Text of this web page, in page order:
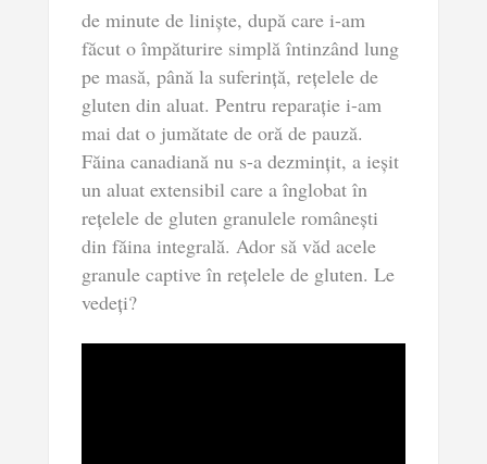
de minute de liniște, după care i-am
făcut o împăturire simplă întinzând lung
pe masă, până la suferință, rețelele de
gluten din aluat. Pentru reparație i-am
mai dat o jumătate de oră de pauză.
Făina canadiană nu s-a dezmințit, a ieșit
un aluat extensibil care a înglobat în
rețelele de gluten granulele românești
din făina integrală. Ador să văd acele
granule captive în rețelele de gluten. Le
vedeți?